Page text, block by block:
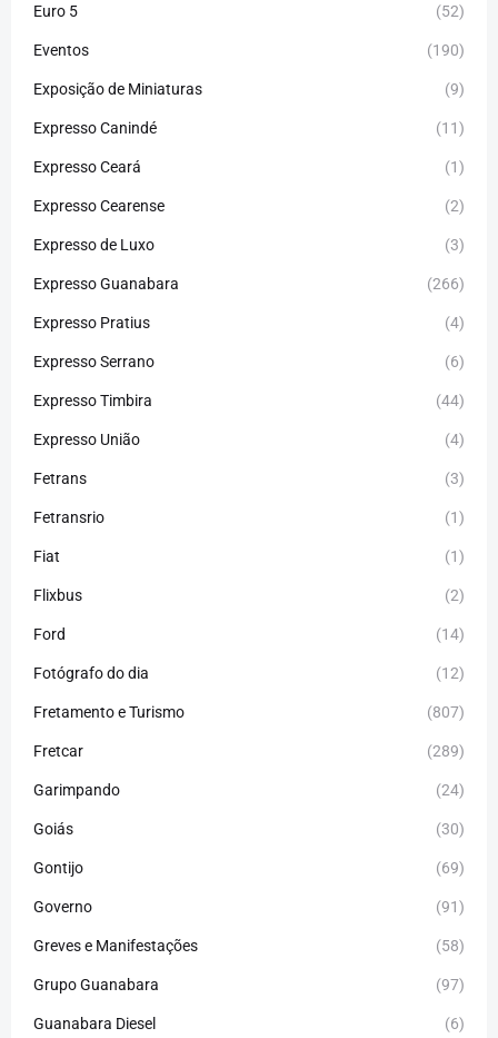
Euro 5 (52)
Eventos (190)
Exposição de Miniaturas (9)
Expresso Canindé (11)
Expresso Ceará (1)
Expresso Cearense (2)
Expresso de Luxo (3)
Expresso Guanabara (266)
Expresso Pratius (4)
Expresso Serrano (6)
Expresso Timbira (44)
Expresso União (4)
Fetrans (3)
Fetransrio (1)
Fiat (1)
Flixbus (2)
Ford (14)
Fotógrafo do dia (12)
Fretamento e Turismo (807)
Fretcar (289)
Garimpando (24)
Goiás (30)
Gontijo (69)
Governo (91)
Greves e Manifestações (58)
Grupo Guanabara (97)
Guanabara Diesel (6)